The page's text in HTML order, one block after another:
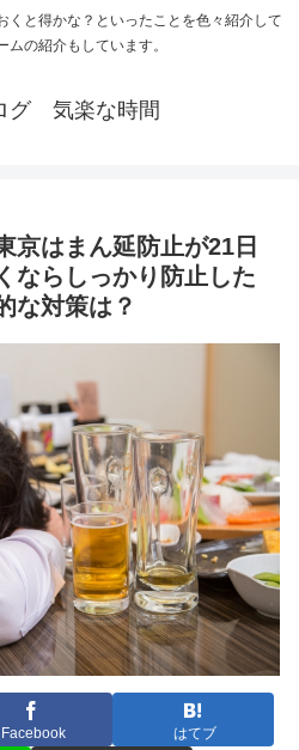
くと得かな？といったことを色々紹介して
ムの紹介もしています。
グ 気楽な時間
京はまん延防止が21日
ならしっかり防止した
な対策は？
Facebook はてブ